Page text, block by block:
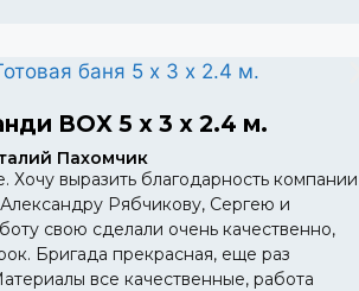
BOX 5 х 3 х 2.4 м.
Пахомчик
Хочу выразить благодарность компании
Рябчикову, Сергею и
свою сделали очень качественно,
Бригада прекрасная, еще раз
все качественные, работа